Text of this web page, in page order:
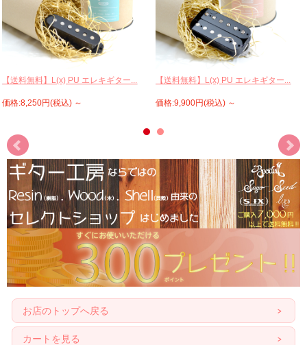
【送料無料】L(x) PU エレキギター...
価格:8,250円(税込) ～
【送料無料】L(x) PU エレキギター...
価格:9,900円(税込) ～
お店のトップへ戻る
カートを見る